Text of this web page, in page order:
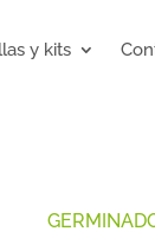
y kits